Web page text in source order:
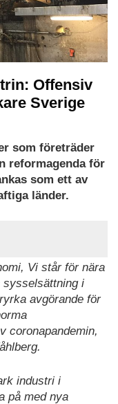
Offensiv
Sverige
som företräder
reformagenda för
som ett av
länder.
Vi står för nära
sysselsättning i
avgörande för
coronapandemin,
industri i
på med nya